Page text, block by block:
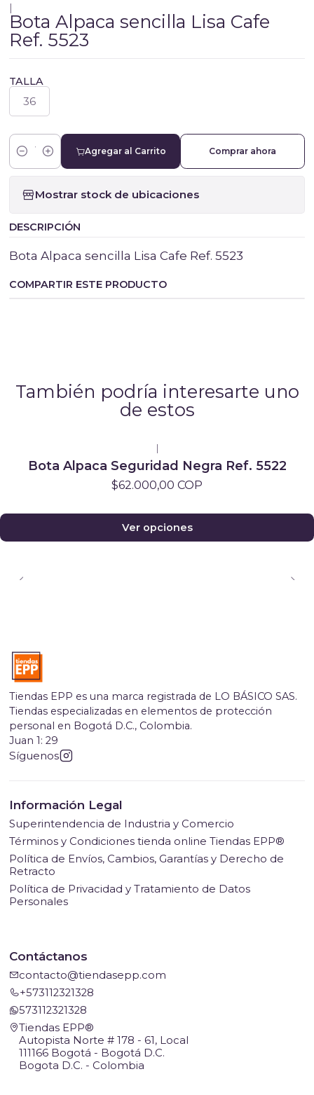
|
Bota Alpaca sencilla Lisa Cafe
Ref. 5523
TALLA
36
Cantidad
Agregar al Carrito Comprar ahora
Mostrar stock de ubicaciones
DESCRIPCIÓN
Bota Alpaca sencilla Lisa Cafe Ref. 5523
COMPARTIR ESTE PRODUCTO
También podría interesarte uno
de estos
|
Bota Alpaca Seguridad Negra Ref. 5522
$62.000,00 COP
Ver opciones
Tiendas EPP es una marca registrada de LO BÁSICO SAS.
Tiendas especializadas en elementos de protección
personal en Bogotá D.C., Colombia.
Juan 1: 29
Síguenos
Información Legal
Superintendencia de Industria y Comercio
Términos y Condiciones tienda online Tiendas EPP®
Política de Envíos, Cambios, Garantías y Derecho de
Retracto
Política de Privacidad y Tratamiento de Datos
Personales
Contáctanos
contacto@tiendasepp.com
+573112321328
573112321328
Tiendas EPP®
Autopista Norte # 178 - 61, Local
111166 Bogotá - Bogotá D.C.
Bogota D.C. - Colombia